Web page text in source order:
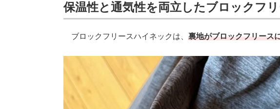
保温性と通気性を両立したブロックフ
ブロックフリースハイネックは、 裏地がブロックフリース